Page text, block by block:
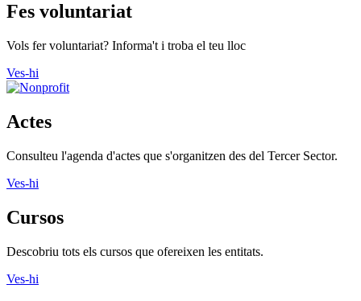
Fes voluntariat
Vols fer voluntariat? Informa't i troba el teu lloc
Ves-hi
Actes
Consulteu l'agenda d'actes que s'organitzen des del Tercer Sector.
Ves-hi
Cursos
Descobriu tots els cursos que ofereixen les entitats.
Ves-hi